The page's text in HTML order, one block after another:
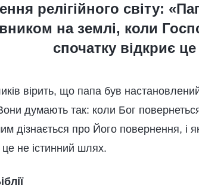
релігійного світу:
на землі, коли
спочатку відкриє
вірить, що папа був
думають так: коли Бог
дізнається про Його повернення, і
не істинний шлях.